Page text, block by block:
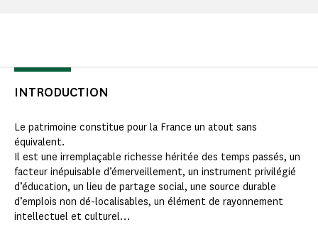
INTRODUCTION
Le patrimoine constitue pour la France un atout sans
équivalent.
Il est une irremplaçable richesse héritée des temps passés, un
facteur inépuisable d’émerveillement, un instrument privilégié
d’éducation, un lieu de partage social, une source durable
d’emplois non dé-localisables, un élément de rayonnement
intellectuel et culturel…